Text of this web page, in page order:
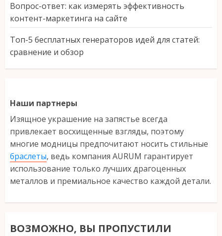
Вопрос-ответ: как измерять эффективность
контент-маркетинга на сайте
Топ-5 бесплатных генераторов идей для статей:
сравнение и обзор
Наши партнеры
Изящное украшение на запястье всегда
привлекает восхищенные взгляды, поэтому
многие модницы предпочитают носить стильные
браслеты, ведь компания AURUM гарантирует
использование только лучших драгоценных
металлов и премиальное качество каждой детали.
ВОЗМОЖНО, ВЫ ПРОПУСТИЛИ